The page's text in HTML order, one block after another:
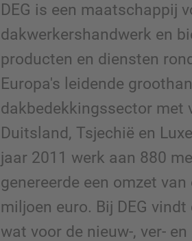
DEG is een maatschappij
dakwerkershandwerk en
producten en diensten
Europa's leidende
dakbedekkingssector met
Duitsland, Tsjechië en
jaar 2011 werk aan 880
genereerde een omzet van
miljoen euro. Bij DEG
wat voor de nieuw-, ver-